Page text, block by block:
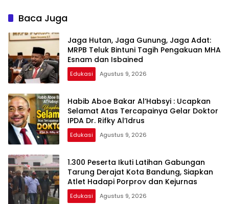
Kosong Dipertanyakan
Baca Juga
Jaga Hutan, Jaga Gunung, Jaga Adat:
MRPB Teluk Bintuni Tagih Pengakuan MHA
Esnam dan Isbained
Edukasi Agustus 9, 2026
Habib Aboe Bakar Al’Habsyi : Ucapkan
Selamat Atas Tercapainya Gelar Doktor
IPDA Dr. Rifky Al’Idrus
Edukasi Agustus 9, 2026
1.300 Peserta Ikuti Latihan Gabungan
Tarung Derajat Kota Bandung, Siapkan
Atlet Hadapi Porprov dan Kejurnas
Edukasi Agustus 9, 2026